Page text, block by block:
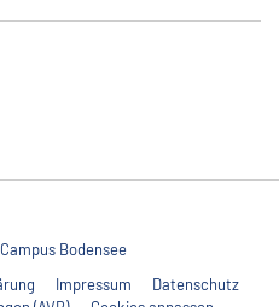
Bodensee
Impressum
Datenschutz